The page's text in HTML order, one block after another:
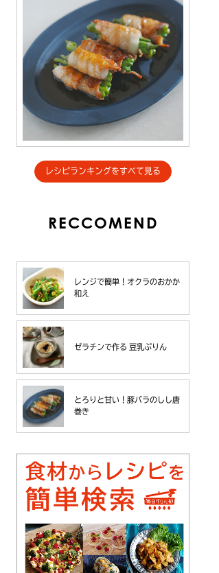
レシピランキングをすべて見る
RECCOMEND
レンジで簡単！オクラのおかか
和え
ゼラチンで作る 豆乳ぷりん
とろりと甘い！豚バラのしし唐
巻き